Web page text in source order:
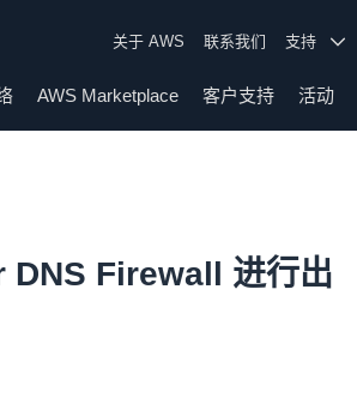
关于 AWS 联系我们 支持
AWS Marketplace 客户支持 活动
Firewall 进行出